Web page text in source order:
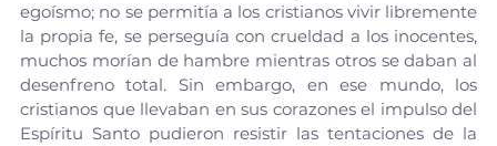
egoísmo; no se permitía a los cristianos vivir libremente
la propia fe, se perseguía con crueldad a los inocentes,
muchos morían de hambre mientras otros se daban al
desenfreno total. Sin embargo, en ese mundo, los
cristianos que llevaban en sus corazones el impulso del
Espíritu Santo pudieron resistir las tentaciones de la